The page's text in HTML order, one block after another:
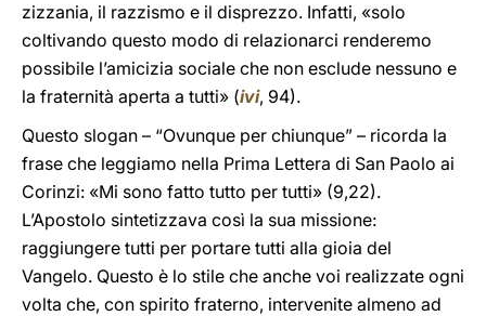
zizzania, il razzismo e il disprezzo. Infatti, «solo
coltivando questo modo di relazionarci renderemo
possibile l’amicizia sociale che non esclude nessuno e
la fraternità aperta a tutti» (ivi, 94).
Questo slogan – “Ovunque per chiunque” – ricorda la
frase che leggiamo nella Prima Lettera di San Paolo ai
Corinzi: «Mi sono fatto tutto per tutti» (9,22).
L’Apostolo sintetizzava così la sua missione:
raggiungere tutti per portare tutti alla gioia del
Vangelo. Questo è lo stile che anche voi realizzate ogni
volta che, con spirito fraterno, intervenite almeno ad